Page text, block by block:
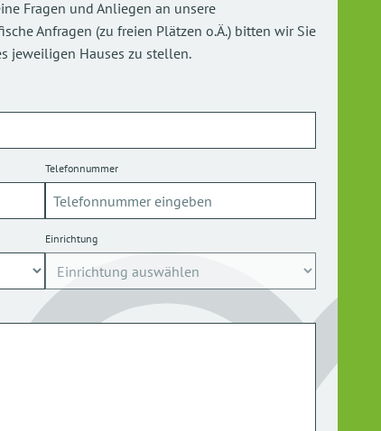
Fragen und Anliegen an unsere
Anfragen (zu freien Plätzen o.Ä.) bitten wir Sie
jeweiligen Hauses zu stellen.
Telefonnummer
Einrichtung